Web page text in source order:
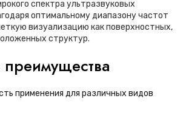
спектра ультразвуковых
оптимальному диапазону частот
визуализацию как поверхностных,
структур.
применения для различных видов